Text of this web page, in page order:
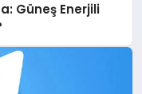
Güneş Enerjili